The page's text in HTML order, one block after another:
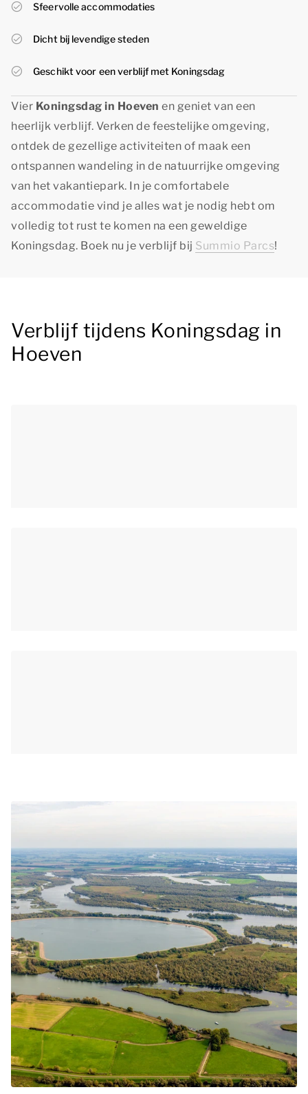
Sfeervolle accommodaties
Dicht bij levendige steden
Geschikt voor een verblijf met Koningsdag
Vier Koningsdag in Hoeven en geniet van een
heerlijk verblijf. Verken de feestelijke omgeving,
ontdek de gezellige activiteiten of maak een
ontspannen wandeling in de natuurrijke omgeving
van het vakantiepark. In je comfortabele
accommodatie vind je alles wat je nodig hebt om
volledig tot rust te komen na een geweldige
Koningsdag. Boek nu je verblijf bij Summio Parcs!
Verblijf tijdens Koningsdag in
Hoeven